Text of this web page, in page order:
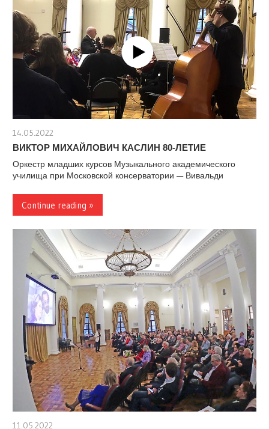
14.05.2022
ВИКТОР МИХАЙЛОВИЧ КАСЛИН 80-ЛЕТИЕ
Оркестр младших курсов Музыкального академического
училища при Московской консерватории — Вивальди
Continue reading »
11.05.2022